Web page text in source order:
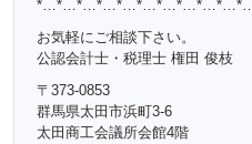
お気軽にご相談下さい。
公認会計士・税理士 権田 俊枝
〒373-0853
群馬県太田市浜町3-6
太田商工会議所会館4階